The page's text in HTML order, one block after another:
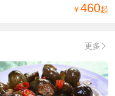
￥ 460起
更多